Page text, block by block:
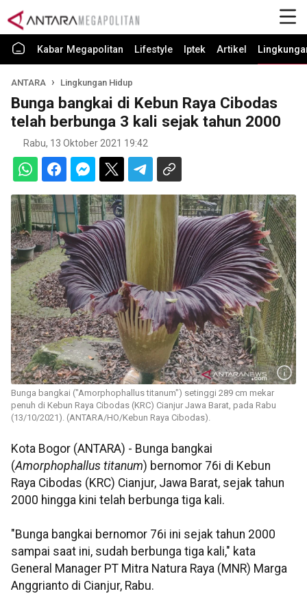
Kabar Megapolitan Lifestyle Iptek Artikel
ANTARA Lingkungan Hidup
Bunga bangkai di Kebun Raya Cibodas
telah berbunga 3 kali sejak tahun 2000
Rabu, 13 Oktober 2021 19:42
Bunga bangkai ("Amorphophallus titanum") setinggi 289 cm mekar
penuh di Kebun Raya Cibodas (KRC) Cianjur Jawa Barat, pada Rabu
(13/10/2021). (ANTARA/HO/Kebun Raya Cibodas).
Kota Bogor (ANTARA) - Bunga bangkai
(Amorphophallus titanum) bernomor 76i di Kebun
Raya Cibodas (KRC) Cianjur, Jawa Barat, sejak tahun
2000 hingga kini telah berbunga tiga kali.
"Bunga bangkai bernomor 76i ini sejak tahun 2000
sampai saat ini, sudah berbunga tiga kali," kata
General Manager PT Mitra Natura Raya (MNR) Marga
Anggrianto di Cianjur, Rabu.